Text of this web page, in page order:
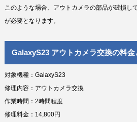
このような場合、アウトカメラの部品が破損し
が必要となります。
GalaxyS23 アウトカメラ交換の料金
対象機種：GalaxyS23
修理内容：アウトカメラ交換
作業時間：2時間程度
修理料金：14,800円